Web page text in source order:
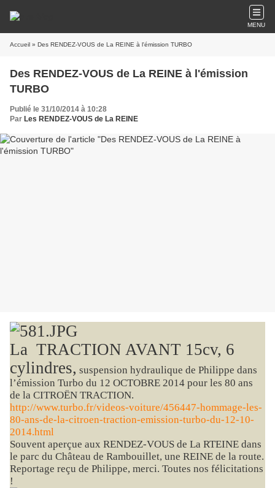
MENU
Accueil » Des RENDEZ-VOUS de La REINE à l'émission TURBO
Des RENDEZ-VOUS de La REINE à l'émission
TURBO
Publié le 31/10/2014 à 10:28
Par Les RENDEZ-VOUS de La REINE
La TRACTION AVANT 15cv, 6
cylindres, suspension hydraulique de Philippe dans
l’émission Turbo du 12 OCTOBRE 2014 pour les 80 ans
de la CITROËN TRACTION.
http://www.turbo.fr/videos-voiture/456447-hommage-les-
80-ans-de-la-citroen-traction-emission-turbo-du-12-10-
2014.html
Souvent aperçue aux RENDEZ-VOUS de La RTEINE dans
le parc du Château de Rambouillet, une REINE de la route.
Reportage reçu de Philippe, merci. Toutes nos félicitations
!